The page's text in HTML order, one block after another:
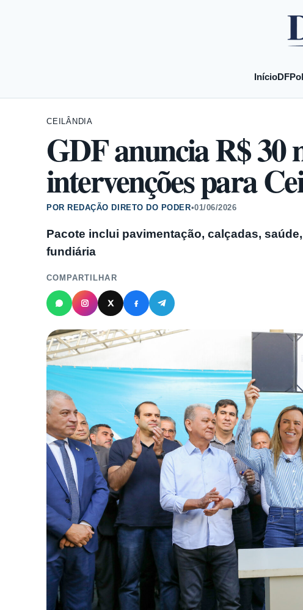
InícioDF
CEILÂNDIA
GDF anuncia R$ 30
intervenções para
POR REDAÇÃO DIRETO DO PODER•01/06/2026
Pacote inclui pavimentação, calçadas,
fundiária
COMPARTILHAR